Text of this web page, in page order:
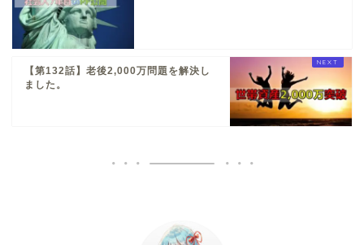
【第132話】老後2,000万問題を解決し
ました。